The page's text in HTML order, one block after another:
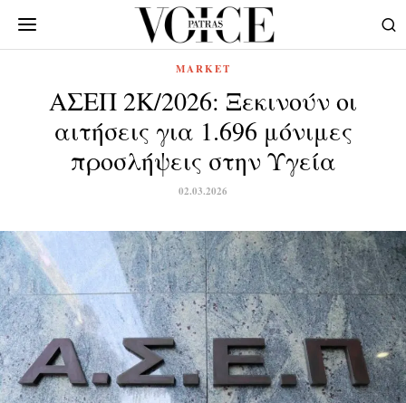
MARKET
ΑΣΕΠ 2Κ/2026: Ξεκινούν οι
αιτήσεις για 1.696 μόνιμες
προσλήψεις στην Υγεία
02.03.2026